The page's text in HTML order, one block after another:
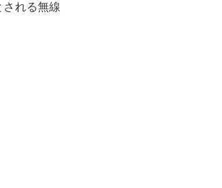
れる無線